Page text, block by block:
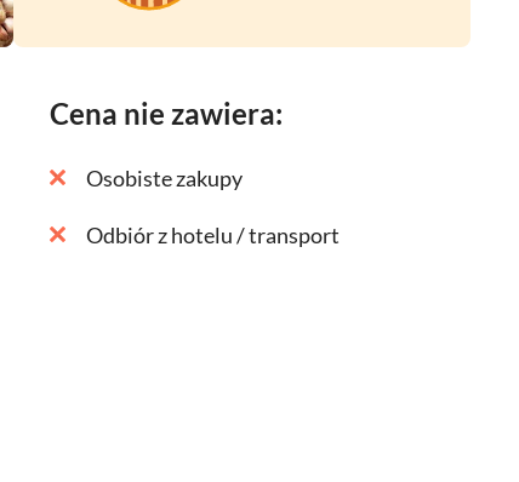
znalezionych w głównych sklepach.
znaleźć najlepsze jedzenie w mieście.
Cena nie zawiera:
Osobiste zakupy
Odbiór z hotelu / transport